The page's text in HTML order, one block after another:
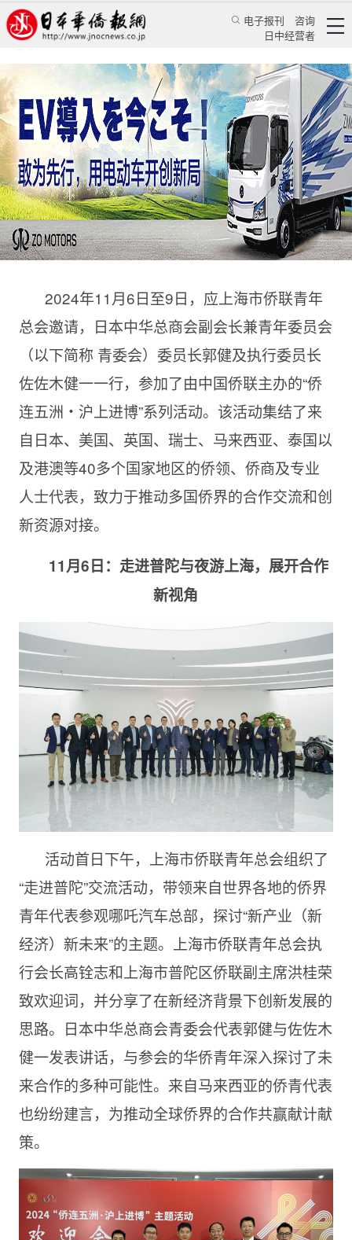
电子报刊
咨询
日中经营者
日本中华总商会青委会代表受邀参加第七届中国
国际进博会及系列活动
乔聚 华人新闻 经贸活动
《人民日报海外版》日本月刊 2024/11/12 00:55:01
2024年11月6日至9日，应上海市侨联青年
总会邀请，日本中华总商会副会长兼青年委员会
（以下简称 青委会）委员长郭健及执行委员长
佐佐木健一一行，参加了由中国侨联主办的“侨
连五洲・沪上进博”系列活动。该活动集结了来
自日本、美国、英国、瑞士、马来西亚、泰国以
及港澳等40多个国家地区的侨领、侨商及专业
人士代表，致力于推动多国侨界的合作交流和创
新资源对接。
11月6日：走进普陀与夜游上海，展开合作
新视角
活动首日下午，上海市侨联青年总会组织了
“走进普陀”交流活动，带领来自世界各地的侨界
青年代表参观哪吒汽车总部，探讨“新产业（新
经济）新未来”的主题。上海市侨联青年总会执
行会长高铨志和上海市普陀区侨联副主席洪桂荣
致欢迎词，并分享了在新经济背景下创新发展的
思路。日本中华总商会青委会代表郭健与佐佐木
健一发表讲话，与参会的华侨青年深入探讨了未
来合作的多种可能性。来自马来西亚的侨青代表
也纷纷建言，为推动全球侨界的合作共赢献计献
策。